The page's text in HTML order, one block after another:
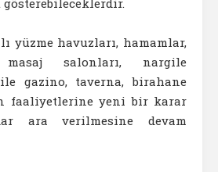
yüzme havuzları, hamamlar,
salonları, nargile
gazino, taverna, birahane
faaliyetlerine yeni bir karar
ara verilmesine devam